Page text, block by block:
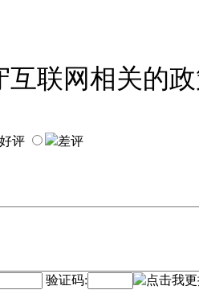
互联网相关的
好评 差评
验证码: